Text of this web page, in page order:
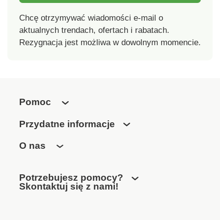
Chcę otrzymywać wiadomości e-mail o
aktualnych trendach, ofertach i rabatach.
Rezygnacja jest możliwa w dowolnym momencie.
Pomoc
Przydatne informacje
O nas
Potrzebujesz pomocy?
Skontaktuj się z nami!